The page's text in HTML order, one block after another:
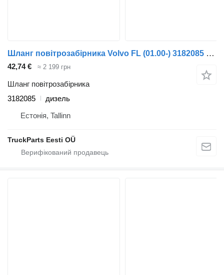
Шланг повітрозабірника Volvo FL (01.00-) 3182085 до тягача Volvo FL, FL6, FL7, FL10, FL12, FS718 (1985-2005)
42,74 € ≈ 2 199 грн
Шланг повітрозабірника
3182085
дизель
Естонія, Tallinn
TruckParts Eesti OÜ